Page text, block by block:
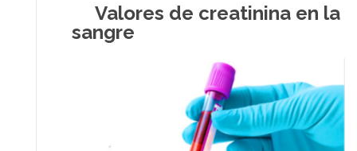
Valores de creatinina en la
sangre